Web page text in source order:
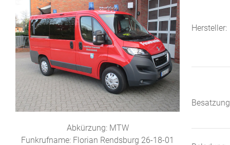
Abkürzung: MTW
Funkrufname: Florian Rendsburg 26-18-01
Hersteller: